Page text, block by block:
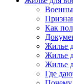
Как
Жилье
Жилье
Жилье
Где